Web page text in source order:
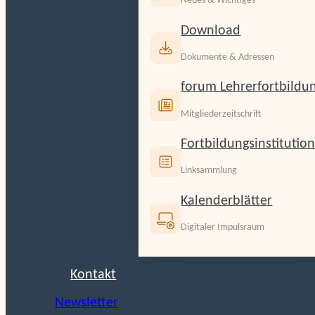
Download
Dokumente & Adressen
forum
Mitgliederzeitschrift
Linksammlung
Kalenderblätter
Digitaler Impulsraum
Kontakt
Newsletter